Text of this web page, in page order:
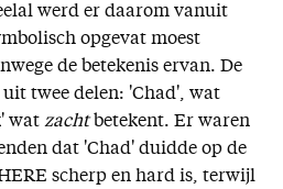
werd er daarom vanuit
opgevat moest
de betekenis ervan. De
twee delen: 'Chad', wat
wat zachtbetekent. Er waren
dat 'Chad' duidde op de
scherp en hard is, terwijl